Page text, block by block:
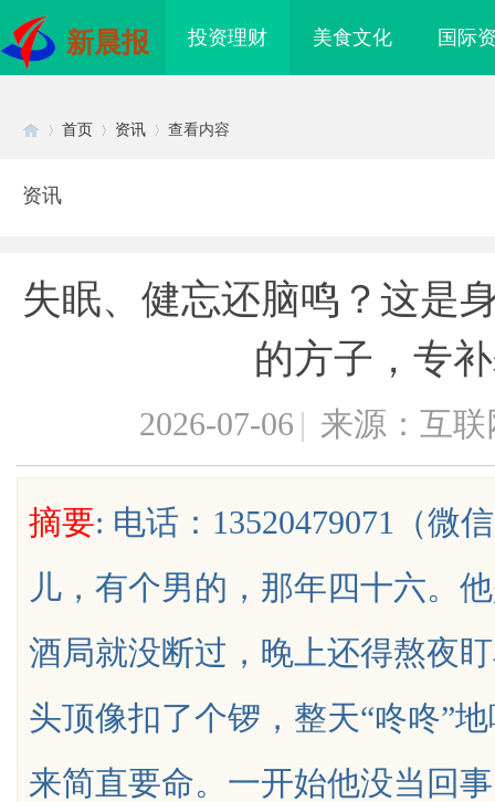
新晨报 投资理财 美食文化 国际
uz
首页 资讯 查看内容
资讯
失眠、健忘还脑鸣？这是
的方子，专
2026-07-06 | 来源：互联
摘要: 电话：13520479071（微
儿，有个男的，那年四十六。
酒局就没断过，晚上还得熬夜
头顶像扣了个锣，整天“咚咚”
来简直要命。一开始他没当回